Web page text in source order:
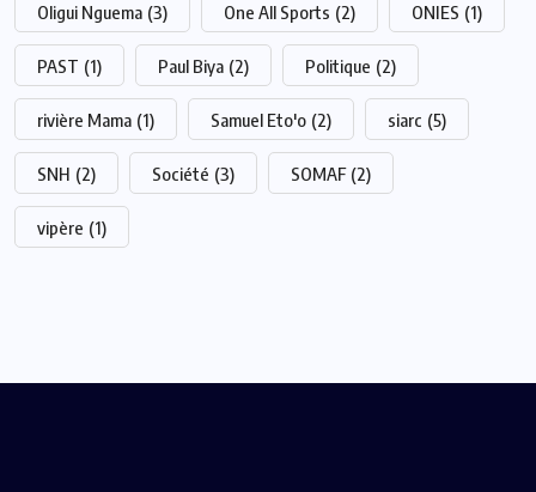
Oligui Nguema (3) One All Sports (2) ONIES (1)
PAST (1) Paul Biya (2) Politique (2)
rivière Mama (1) Samuel Eto'o (2) siarc (5)
SNH (2) Société (3) SOMAF (2)
vipère (1)